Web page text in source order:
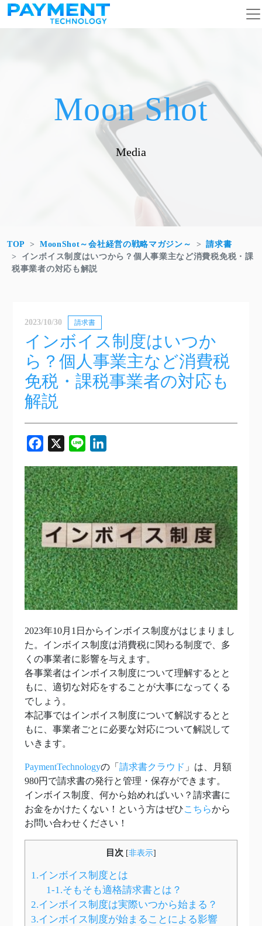
コンテンツへスキップ
メインナビゲーション
Moon Shot
Media
TOP MoonShot～会社経営の戦略マガジン～
請求書
インボイス制度はいつから？個人事業主など消費税免税・課
税事業者の対応も解説
2023/10/30 請求書
インボイス制度はいつか
ら？個人事業主など消費税
免税・課税事業者の対応も
解説
Facebook
X Line
2023年10月1日からインボイス制度がはじまりまし
た。インボイス制度は消費税に関わる制度で、多
くの事業者に影響を与えます。
各事業者はインボイス制度について理解するとと
もに、適切な対応をすることが大事になってくる
でしょう。
本記事ではインボイス制度について解説するとと
もに、事業者ごとに必要な対応について解説して
いきます。
PaymentTechnologyの「 請求書クラウド 」は、月額
980円で請求書の発行と管理・保存ができます。
インボイス制度、何から始めればいい？請求書に
お金をかけたくない！という方はぜひこちらから
お問い合わせください！
目次 [非表示]
1.インボイス制度とは
1-1.そもそも適格請求書とは？
2.インボイス制度は実際いつから始まる？
3.インボイス制度が始まることによる影響